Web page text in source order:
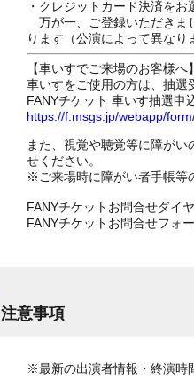
・クレジットカード決済を
万が一、ご登録いただきま
ります（公演によって異なり
【車いすでご来場のお客様へ】
車いすをご使用の方は、抽選
FANYチケット 車いす抽選申
https://f.msgs.jp/webapp/
また、視覚や聴覚等に障が
せください。
※ご来場時に障がい者手帳等
FANYチケットお問合せダイ
FANYチケットお問合せフォ
注意事項
※最新の出演者情報・終演時